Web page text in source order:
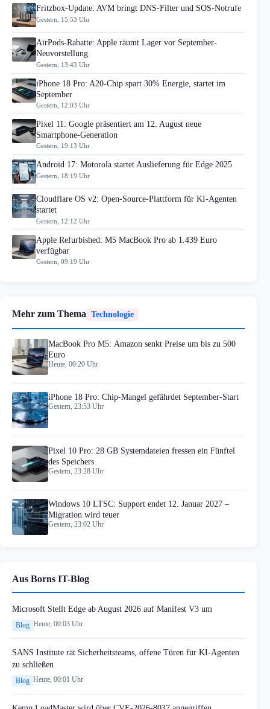
Fritzbox-Update: AVM bringt DNS-Filter und SOS-Notrufe
Gestern, 15:53 Uhr
AirPods-Rabatte: Apple räumt Lager vor September-
Neuvorstellung
Gestern, 13:43 Uhr
iPhone 18 Pro: A20-Chip spart 30% Energie, startet im
September
Gestern, 12:03 Uhr
Pixel 11: Google präsentiert am 12. August neue
Smartphone-Generation
Gestern, 19:13 Uhr
Android 17: Motorola startet Auslieferung für Edge 2025
Gestern, 18:19 Uhr
Cloudflare OS v2: Open-Source-Plattform für KI-Agenten
startet
Gestern, 12:12 Uhr
Apple Refurbished: M5 MacBook Pro ab 1.439 Euro
verfügbar
Gestern, 09:19 Uhr
Mehr zum Thema Technologie
MacBook Pro M5: Amazon senkt Preise um bis zu 500
Euro
Heute, 00:20 Uhr
iPhone 18 Pro: Chip-Mangel gefährdet September-Start
Gestern, 23:53 Uhr
Pixel 10 Pro: 28 GB Systemdateien fressen ein Fünftel
des Speichers
Gestern, 23:28 Uhr
Windows 10 LTSC: Support endet 12. Januar 2027 –
Migration wird teuer
Gestern, 23:02 Uhr
Aus Borns IT-Blog
Microsoft Stellt Edge ab August 2026 auf Manifest V3 um
Blog Heute, 00:03 Uhr
SANS Institute rät Sicherheitsteams, offene Türen für KI-Agenten
zu schließen
Blog Heute, 00:01 Uhr